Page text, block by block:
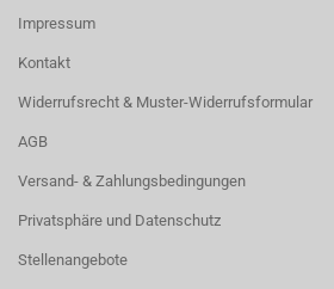
Impressum
Kontakt
Widerrufsrecht & Muster-Widerrufsformular
AGB
Versand- & Zahlungsbedingungen
Privatsphäre und Datenschutz
Stellenangebote